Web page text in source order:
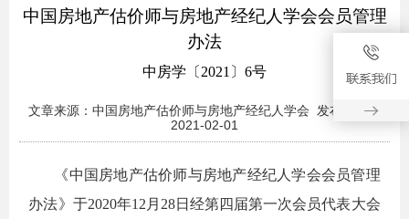
中国房地产估价师与房地产经纪人学会会员管理
办法
中房学〔2021〕6号
文章来源：中国房地产估价师与房地产经纪人学会 发布日期：
2021-02-01
《中国房地产估价师与房地产经纪人学会会员管理
办法》于2020年12月28日经第四届第一次会员代表大会